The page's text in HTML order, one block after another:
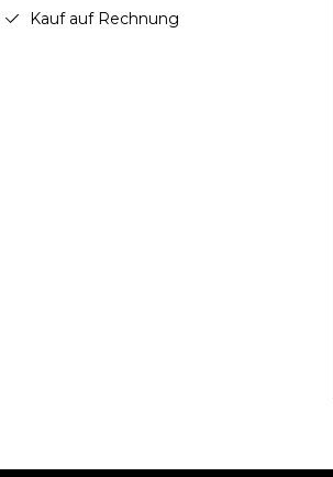
Kauf auf Rechnung